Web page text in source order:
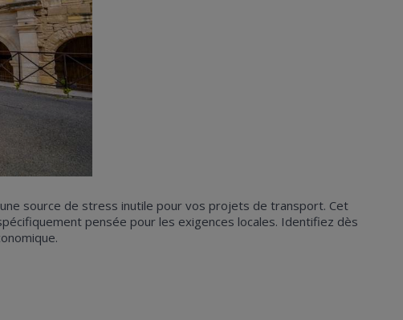
source de stress inutile pour vos projets de transport. Cet
pensée pour les exigences locales. Identifiez dès